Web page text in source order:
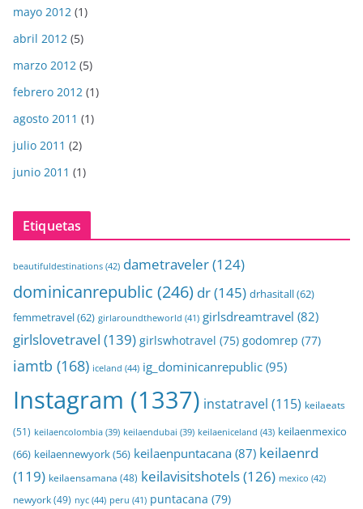
mayo 2012 (1)
abril 2012 (5)
marzo 2012 (5)
febrero 2012 (1)
agosto 2011 (1)
julio 2011 (2)
junio 2011 (1)
Etiquetas
beautifuldestinations (42) dametraveler(124)
dominicanrepublic (246) dr(145) drhasitall(62)
femmetravel(62) girlaroundtheworld (41) girlsdreamtravel (82)
girlslovetravel (139) girlswhotravel (75) godomrep (77)
iamtb (168) iceland (44) ig_dominicanrepublic (95)
Instagram (1337) instatravel (115) keilaeats
(51) keilaencolombia (39) keilaendubai (39) keilaeniceland (43) keilaenmexico
(66) keilaennewyork(56) keilaenpuntacana (87) keilaenrd
(119) keilaensamana (48) keilavisitshotels(126) mexico (42)
newyork(49) nyc (44) peru (41) puntacana (79)